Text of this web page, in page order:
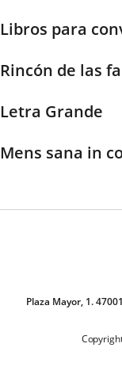
Libros para
Rincón de las
Letra Grande
Mens sana in
Plaza Mayor, 1.